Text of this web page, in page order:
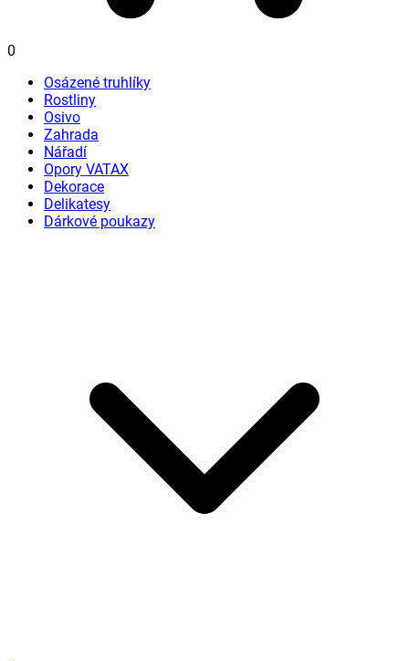
0
Osázené truhlíky
Rostliny
Osivo
Zahrada
Nářadí
Opory VATAX
Dekorace
Delikatesy
Dárkové poukazy